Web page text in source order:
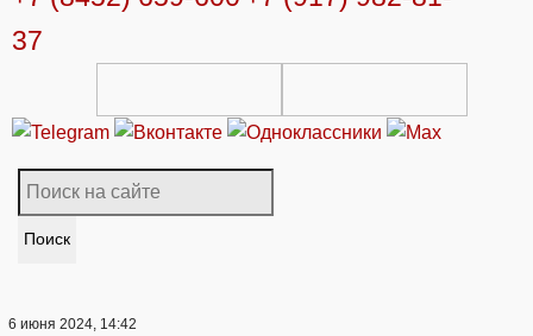
37
Поиск
6 июня 2024, 14:42